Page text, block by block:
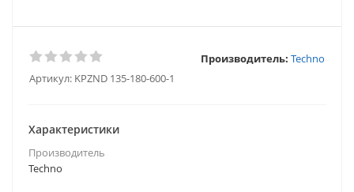
Артикул: KPZND 135-180-600-1
Производитель: Techno
Характеристики
Производитель
Techno